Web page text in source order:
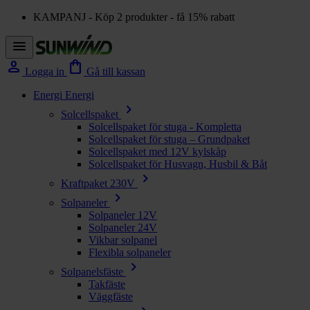
KAMPANJ - Köp 2 produkter - få 15% rabatt
menu
person Logga in shopping_bag Gå till kassan
Energi Energi
Solcellspaket
chevron_right
Solcellspaket för stuga - Kompletta
Solcellspaket för stuga – Grundpaket
Solcellspaket med 12V kylskåp
Solcellspaket för Husvagn, Husbil & Båt
Kraftpaket 230V
chevron_right
Solpaneler chevron_right
Solpaneler 12V
Solpaneler 24V
Vikbar solpanel
Flexibla solpaneler
Solpanelsfäste
chevron_right
Takfäste
Väggfäste